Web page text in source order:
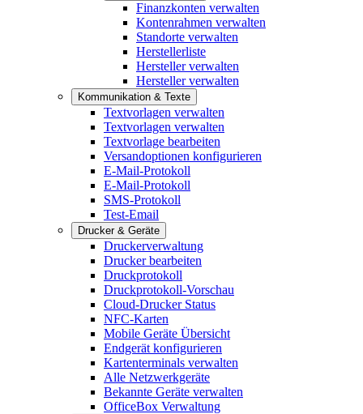
Finanzkonten verwalten
Kontenrahmen verwalten
Standorte verwalten
Herstellerliste
Hersteller verwalten
Hersteller verwalten
Kommunikation & Texte
Textvorlagen verwalten
Textvorlagen verwalten
Textvorlage bearbeiten
Versandoptionen konfigurieren
E-Mail-Protokoll
E-Mail-Protokoll
SMS-Protokoll
Test-Email
Drucker & Geräte
Druckerverwaltung
Drucker bearbeiten
Druckprotokoll
Druckprotokoll-Vorschau
Cloud-Drucker Status
NFC-Karten
Mobile Geräte Übersicht
Endgerät konfigurieren
Kartenterminals verwalten
Alle Netzwerkgeräte
Bekannte Geräte verwalten
OfficeBox Verwaltung